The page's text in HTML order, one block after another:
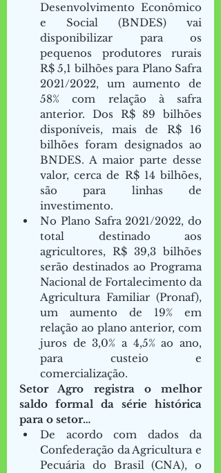
Desenvolvimento Econômico
e Social (BNDES) vai
disponibilizar para os
pequenos produtores rurais
R$ 5,1 bilhões para Plano Safra
2021/2022, um aumento de
58% com relação à safra
anterior. Dos R$ 89 bilhões
disponíveis, mais de R$ 16
bilhões foram designados ao
BNDES. A maior parte desse
valor, cerca de R$ 14 bilhões,
são para linhas de
investimento.
No Plano Safra 2021/2022, do
total destinado aos
agricultores, R$ 39,3 bilhões
serão destinados ao Programa
Nacional de Fortalecimento da
Agricultura Familiar (Pronaf),
um aumento de 19% em
relação ao plano anterior, com
juros de 3,0% a 4,5% ao ano,
para custeio e
comercialização.
Setor Agro registra o melhor
saldo formal da série histórica
para o setor…
De acordo com dados da
Confederação da Agricultura e
Pecuária do Brasil (CNA), o